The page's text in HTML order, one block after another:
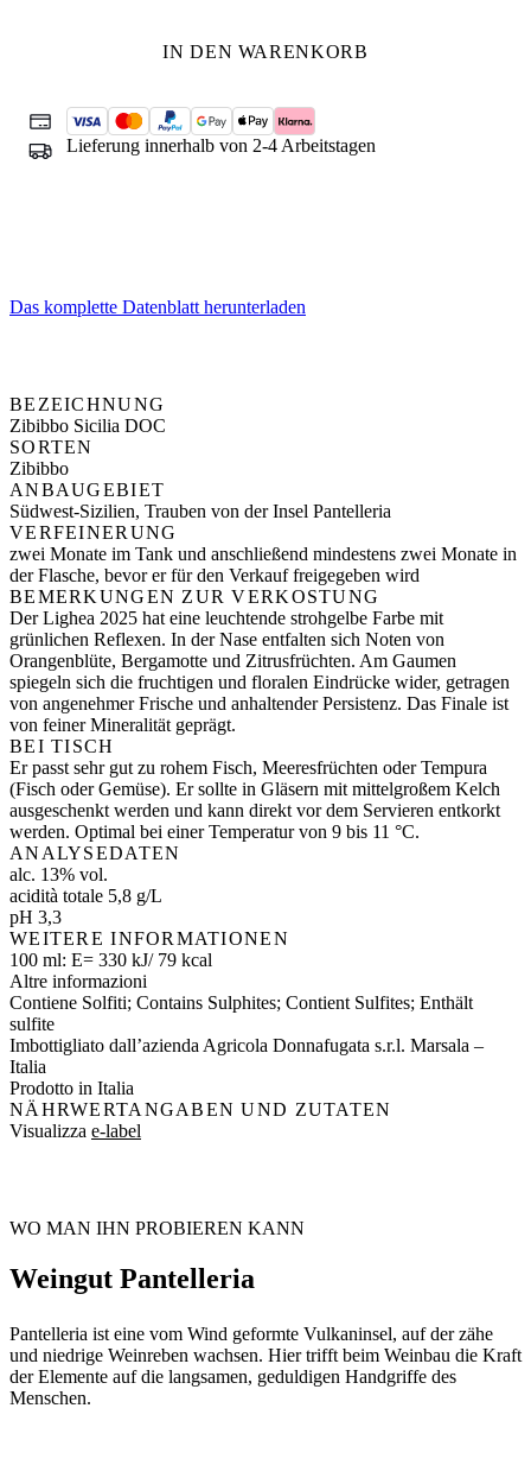
IN DEN WARENKORB
Lieferung innerhalb von 2-4 Arbeitstagen
Das komplette Datenblatt herunterladen
BEZEICHNUNG
Zibibbo Sicilia DOC
SORTEN
Zibibbo
ANBAUGEBIET
Südwest-Sizilien, Trauben von der Insel Pantelleria
VERFEINERUNG
zwei Monate im Tank und anschließend mindestens zwei Monate in
der Flasche, bevor er für den Verkauf freigegeben wird
BEMERKUNGEN ZUR VERKOSTUNG
Der Lighea 2025 hat eine leuchtende strohgelbe Farbe mit
grünlichen Reflexen. In der Nase entfalten sich Noten von
Orangenblüte, Bergamotte und Zitrusfrüchten. Am Gaumen
spiegeln sich die fruchtigen und floralen Eindrücke wider, getragen
von angenehmer Frische und anhaltender Persistenz. Das Finale ist
von feiner Mineralität geprägt.
BEI TISCH
Er passt sehr gut zu rohem Fisch, Meeresfrüchten oder Tempura
(Fisch oder Gemüse). Er sollte in Gläsern mit mittelgroßem Kelch
ausgeschenkt werden und kann direkt vor dem Servieren entkorkt
werden. Optimal bei einer Temperatur von 9 bis 11 °C.
ANALYSEDATEN
alc. 13% vol.
acidità totale 5,8 g/L
pH 3,3
WEITERE INFORMATIONEN
100 ml: E= 330 kJ/ 79 kcal
Altre informazioni
Contiene Solfiti; Contains Sulphites; Contient Sulfites; Enthält
sulfite
Imbottigliato dall’azienda Agricola Donnafugata s.r.l. Marsala –
Italia
Prodotto in Italia
NÄHRWERTANGABEN UND ZUTATEN
Visualizza e-label
WO MAN IHN PROBIEREN KANN
Weingut Pantelleria
Pantelleria ist eine vom Wind geformte Vulkaninsel, auf der zähe
und niedrige Weinreben wachsen. Hier trifft beim Weinbau die Kraft
der Elemente auf die langsamen, geduldigen Handgriffe des
Menschen.